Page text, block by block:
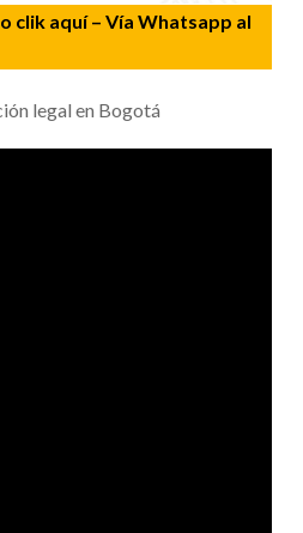
clik aquí– Vía Whatsapp al
legal en Bogotá